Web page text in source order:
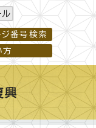
ル
ジ番号検索
方
興